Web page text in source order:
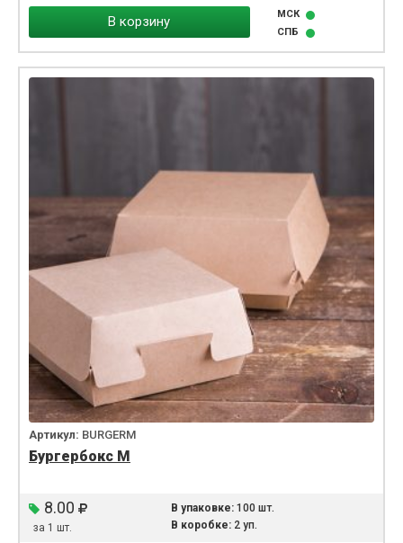
В корзину
МСК
СПБ
Артикул: BURGERM
Бургербокс М
8.00
за 1 шт.
В упаковке:100 шт.
В коробке:2 уп.